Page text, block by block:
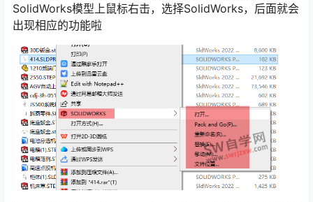
SolidWorks模型上鼠标右击，选择SolidWorks，后面就会
出现相应的功能啦